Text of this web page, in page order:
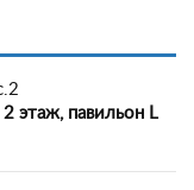
2 этаж, павильон L